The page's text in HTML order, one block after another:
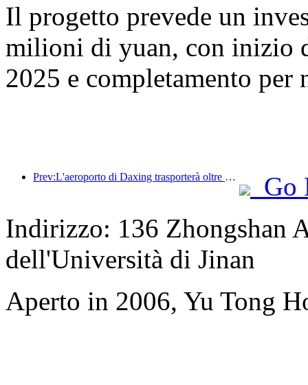
Il progetto prevede un
milioni di yuan, con inizio
2025 e completamento per
Prev:L'aeroporto di Daxing trasporterà oltre 1,3 milioni di passeggeri durante la festa nazionale del 2025
Go
Indirizzo: 136 Zhongshan
dell'Università di Jinan
Aperto in 2006, Yu Tong